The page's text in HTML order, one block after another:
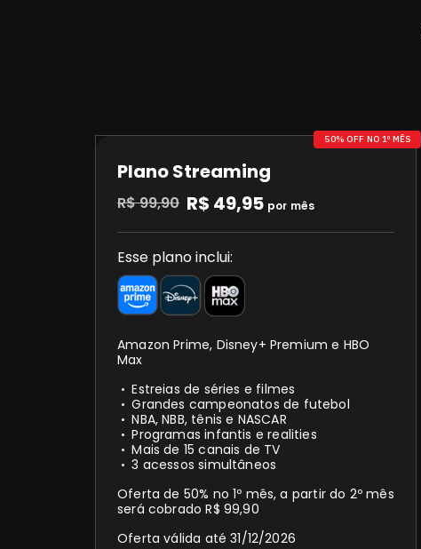
50% OFF NO 1º MÊS
Plano Streaming
R$ 99,90 R$ 49,95 por mês
Esse plano inclui:
Amazon Prime, Disney+ Premium e HBO
Max
Estreias de séries e filmes
Grandes campeonatos de futebol
NBA, NBB, tênis e NASCAR
Programas infantis e realities
Mais de 15 canais de TV
3 acessos simultâneos
Oferta de 50% no 1º mês, a partir do 2º mês
será cobrado R$ 99,90
Oferta válida até 31/12/2026